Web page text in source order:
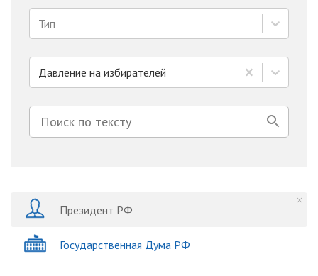
Тип
Давление на избирателей
Президент РФ
Государственная Дума РФ